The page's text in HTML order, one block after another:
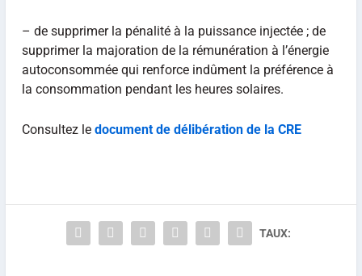
– de supprimer la pénalité à la puissance injectée ; de
supprimer la majoration de la rémunération à l’énergie
autoconsommée qui renforce indûment la préférence à
la consommation pendant les heures solaires.
Consultez le document de délibération de la CRE
TAUX: